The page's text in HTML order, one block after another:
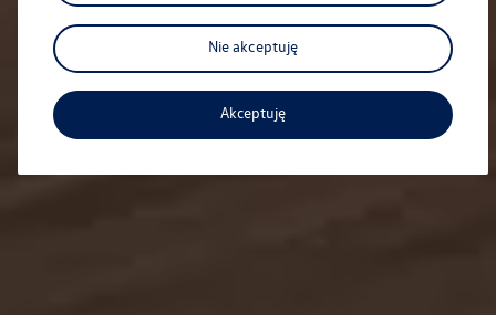
Nie akceptuję
Akceptuję